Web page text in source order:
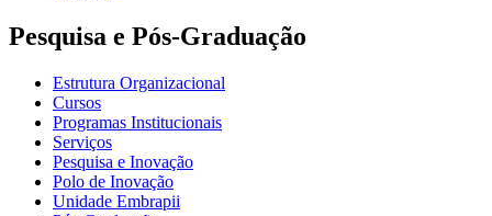
Pesquisa e Pós-Graduação
Estrutura Organizacional
Cursos
Programas Institucionais
Serviços
Pesquisa e Inovação
Polo de Inovação
Unidade Embrapii